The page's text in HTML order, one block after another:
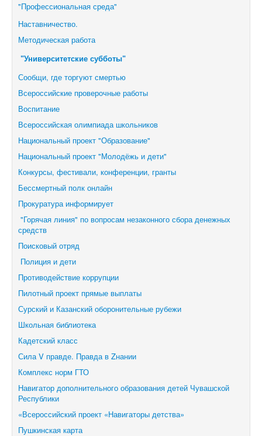
"Профессиональная среда"
Наставничество.
Методическая работа
"Университетские субботы"
Сообщи, где торгуют смертью
Всероссийские проверочные работы
Воспитание
Всероссийская олимпиада школьников
Национальный проект "Образование"
Национальный проект "Молодёжь и дети"
Конкурсы, фестивали, конференции, гранты
Бессмертный полк онлайн
Прокуратура информирует
"Горячая линия" по вопросам незаконного сбора денежных
средств
Поисковый отряд
Полиция и дети
Противодействие коррупции
Пилотный проект прямые выплаты
Сурский и Казанский оборонительные рубежи
Школьная библиотека
Кадетский класс
Сила V правде. Правда в Zнании
Комплекс норм ГТО
Навигатор дополнительного образования детей Чувашской
Республики
«Всероссийский проект «Навигаторы детства»
Пушкинская карта